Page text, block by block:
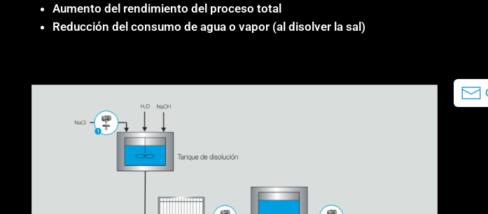
Aumento del rendimiento del proceso total
Reducción del consumo de agua o vapor (al disolver la sal)